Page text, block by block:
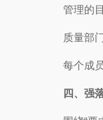
管理的
质量部
每个成
四、强